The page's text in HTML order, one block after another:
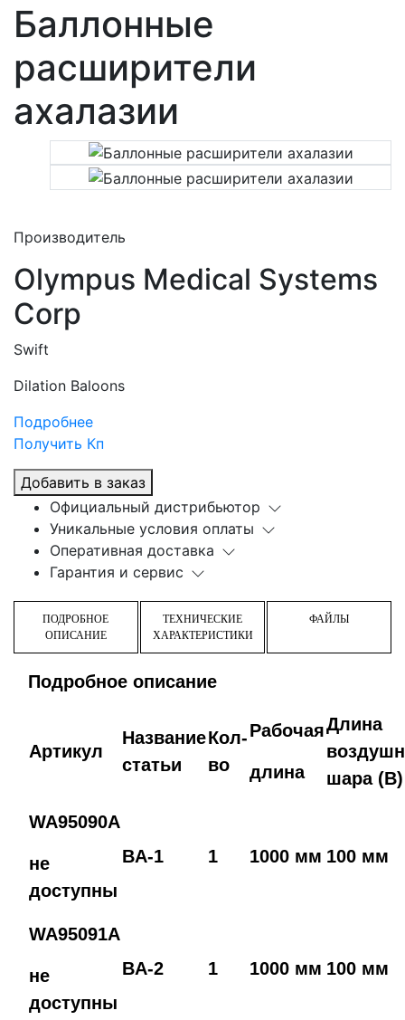
Баллонные
расширители
ахалазии
Производитель
Olympus Medical Systems
Corp
Swift
Dilation Baloons
Подробнее
Получить Кп
Добавить в заказ
Официальный дистрибьютор
Уникальные условия оплаты
Оперативная доставка
Гарантия и сервис
ПОДРОБНОЕ
ОПИСАНИЕ
ТЕХНИЧЕСКИЕ
ХАРАКТЕРИСТИКИ
ФАЙЛЫ
Подробное описание
Артикул
Название
статьи
Кол-
во
Рабочая
длина
Длина
шара (B)
WA95090A
не
доступны
BA-1 1 1000 мм 100 мм
WA95091A
не
доступны
BA-2 1 1000 мм 100 мм